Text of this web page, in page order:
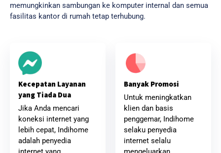
memungkinkan sambungan ke komputer internal dan semua
fasilitas kantor di rumah tetap terhubung.
Kecepatan Layanan
yang Tiada Dua
Jika Anda mencari
koneksi internet yang
lebih cepat, Indihome
adalah penyedia
Banyak Promosi
Untuk meningkatkan
klien dan basis
penggemar, Indihome
selaku penyedia
internet selalu